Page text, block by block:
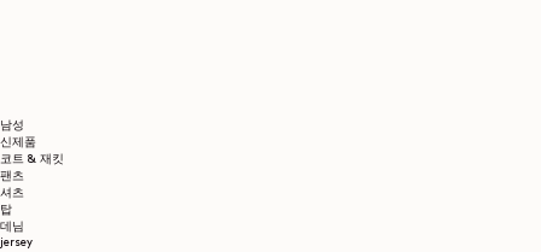
남성
신제품
코트 & 재킷
팬츠
셔츠
탑
데님
jersey